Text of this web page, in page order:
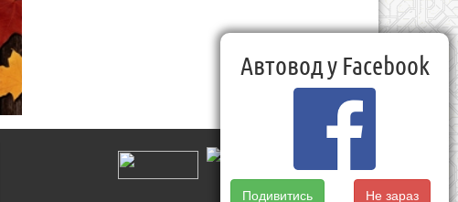
Автовод у Facebook
Подивитись Не зараз